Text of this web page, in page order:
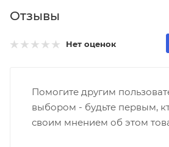
Отзывы
Нет оценок
Помогите другим
выбором - будьте первым,
своим мнением об этом